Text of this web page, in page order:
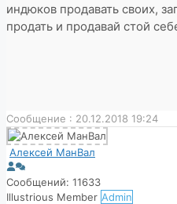
индюков продавать своих,
продать и продавай стой
Сообщение : 20.12.2018 19:24
Алексей МанВал
Сообщений: 11633
Illustrious Member Admin